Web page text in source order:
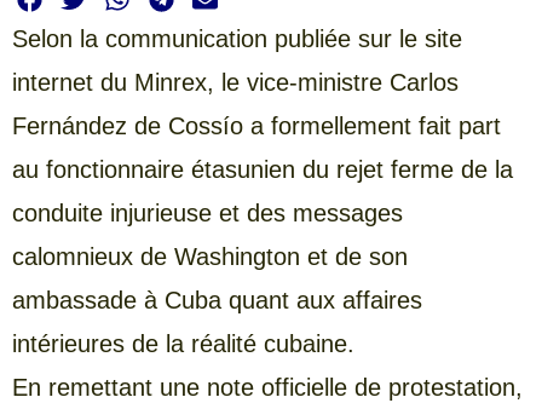
Selon la communication publiée sur le site
internet du Minrex, le vice-ministre Carlos
Fernández de Cossío a formellement fait part
au fonctionnaire étasunien du rejet ferme de la
conduite injurieuse et des messages
calomnieux de Washington et de son
ambassade à Cuba quant aux affaires
intérieures de la réalité cubaine.
En remettant une note officielle de protestation,